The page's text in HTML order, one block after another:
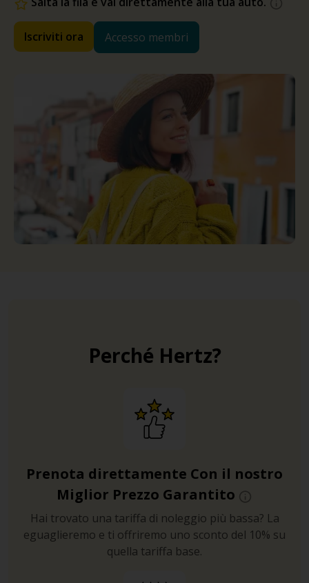
Iscriviti ora Accesso membri
Perché Hertz?
Prenota direttamente Con il nostro
Miglior Prezzo Garantito
Hai trovato una tariffa di noleggio più bassa? La
eguaglieremo e ti offriremo uno sconto del 10% su
quella tariffa base.